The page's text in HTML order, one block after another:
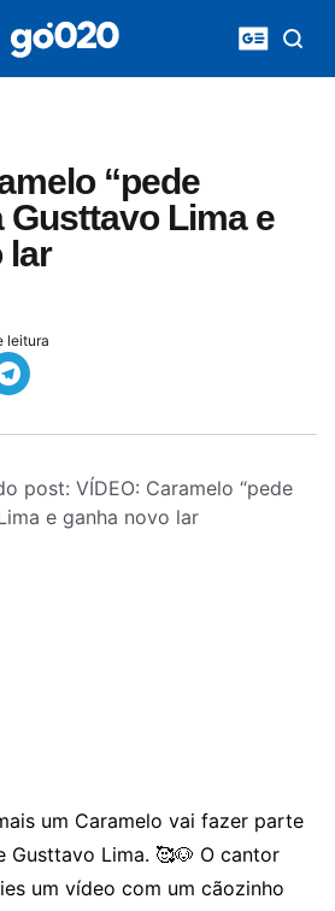
“pede
Gusttavo Lima e
lar
leitura
um Caramelo vai fazer parte
Gusttavo Lima. 🥰🐶 O cantor
um vídeo com um cãozinho